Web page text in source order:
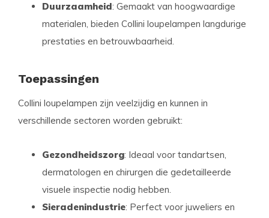
Duurzaamheid: Gemaakt van hoogwaardige
materialen, bieden Collini loupelampen langdurige
prestaties en betrouwbaarheid.
Toepassingen
Collini loupelampen zijn veelzijdig en kunnen in
verschillende sectoren worden gebruikt:
Gezondheidszorg: Ideaal voor tandartsen,
dermatologen en chirurgen die gedetailleerde
visuele inspectie nodig hebben.
Sieradenindustrie: Perfect voor juweliers en